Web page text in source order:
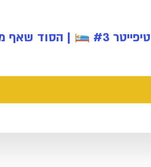
#3 | הסוד שאף